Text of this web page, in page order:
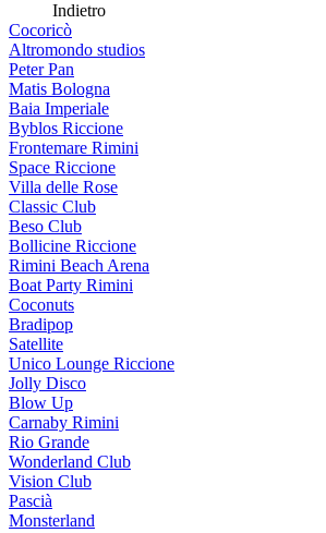
Indietro
Cocoricò
Altromondo studios
Peter Pan
Matis Bologna
Baia Imperiale
Byblos Riccione
Frontemare Rimini
Space Riccione
Villa delle Rose
Classic Club
Beso Club
Bollicine Riccione
Rimini Beach Arena
Boat Party Rimini
Coconuts
Bradipop
Satellite
Unico Lounge Riccione
Jolly Disco
Blow Up
Carnaby Rimini
Rio Grande
Wonderland Club
Vision Club
Pascià
Monsterland